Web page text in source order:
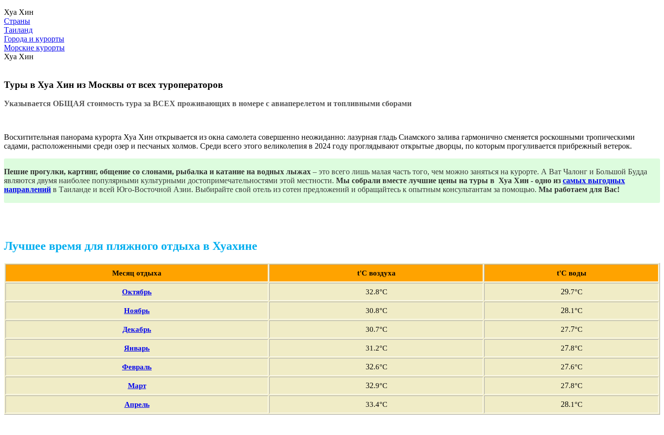
Хуа Хин
Страны
Таиланд
Города и курорты
Морские курорты
Хуа Хин
Туры в Хуа Хин из Москвы от всех туроператоров
Указывается ОБЩАЯ стоимость тура за ВСЕХ проживающих в номере с авиаперелетом и топливными сборами
Восхитительная панорама курорта Хуа Хин открывается из окна самолета совершенно неожиданно: лазурная гладь Сиамского залива гармонично сменяется роскошными тропическими
садами, расположенными среди озер и песчаных холмов. Среди всего этого великолепия в 2024 году проглядывают открытые дворцы, по которым прогуливается прибрежный ветерок.
Пешие прогулки, картинг, общение со слонами, рыбалка и катание на водных лыжах – это всего лишь малая часть того, чем можно заняться на курорте. А Ват Чалонг и Большой Будда
являются двумя наиболее популярными культурными достопримечательностями этой местности. Мы собрали вместе лучшие цены на туры в Хуа Хин - одно из самых выгодных
направлений в Таиланде и всей Юго-Восточной Азии. Выбирайте свой отель из сотен предложений и обращайтесь к опытным консультантам за помощью. Мы работаем для Вас!
Лучшее время для пляжного отдыха в Хуахине
Месяц отдыха t'С воздуха t'С воды
Октябрь 32.8°C 29.7°C
Ноябрь 30.8°C 28.1°C
Декабрь 30.7°C 27.7°C
Январь 31.2°C 27.8°C
Февраль 32.6°C 27.6°C
Март 32.9°C 27.8°C
Апрель 33.4°C 28.1°C